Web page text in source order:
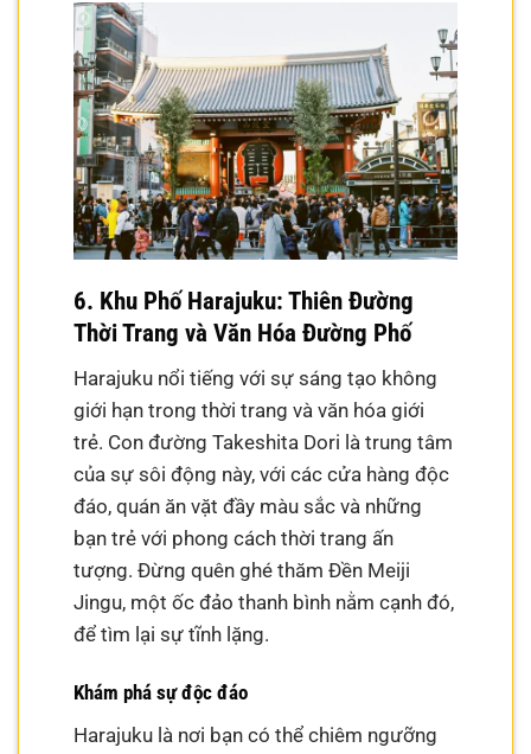
6. Khu Phố Harajuku: Thiên Đường
Thời Trang và Văn Hóa Đường Phố
Harajuku nổi tiếng với sự sáng tạo không
giới hạn trong thời trang và văn hóa giới
trẻ. Con đường Takeshita Dori là trung tâm
của sự sôi động này, với các cửa hàng độc
đáo, quán ăn vặt đầy màu sắc và những
bạn trẻ với phong cách thời trang ấn
tượng. Đừng quên ghé thăm Đền Meiji
Jingu, một ốc đảo thanh bình nằm cạnh đó,
để tìm lại sự tĩnh lặng.
Khám phá sự độc đáo
Harajuku là nơi bạn có thể chiêm ngưỡng